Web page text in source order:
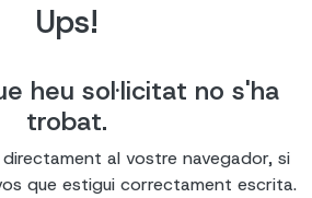
Ups!
heu sol·licitat no s'ha
trobat.
directament al vostre navegador, si
que estigui correctament escrita.